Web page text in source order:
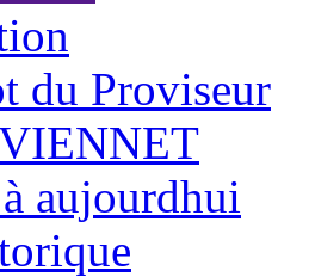
du Proviseur
aujourdhui